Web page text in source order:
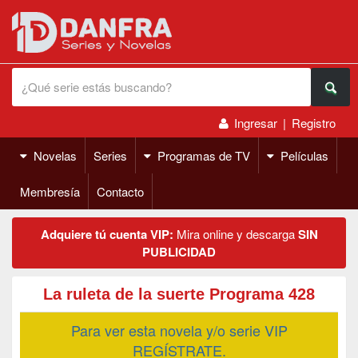
Ingresar | Registro
Novelas
Series Programas de TV Películas
Membresía Contacto
Adquiere tú cuenta VIP: Mira online y descargaSIN
PUBLICIDAD
La ruleta de la suerte Programa 428
Para ver esta novela y/o serie VIP
REGÍSTRATE.